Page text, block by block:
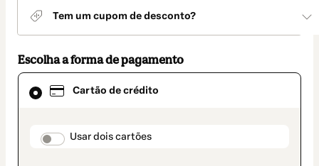
Tem um cupom de desconto?
Escolha a forma de pagamento
Cartão de crédito
payment_data.section_title_v2
Usar dois cartões
Cartão
de
como
método